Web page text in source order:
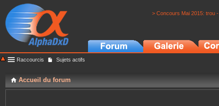
> Concours Mai 2015: trou
Raccourcis Sujets actifs
Accueil du forum